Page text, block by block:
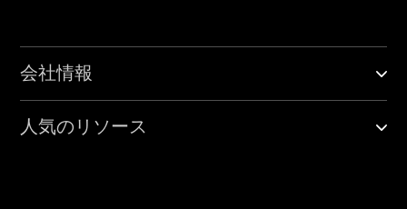
会社情報
人気のリソース